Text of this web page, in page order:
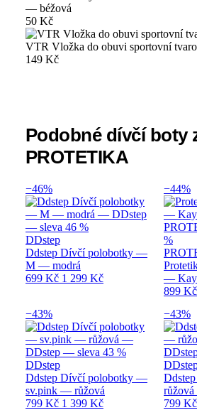
— béžová
50 Kč
VTR Vložka do obuvi sportovní
149 Kč
Podobné dívčí boty
PROTETIKA
−46%
DDstep
Ddstep Dívčí polobotky —
M — modrá
699 Kč 1 299 Kč
−44%
—
899 Kč
−43%
DDstep
Ddstep Dívčí polobotky —
sv.pink — růžová
799 Kč 1 399 Kč
−43%
799 Kč